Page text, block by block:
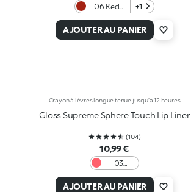
06 Red
Obsession
+1
AJOUTER AU PANIER
Crayon à lèvres longue tenue jusqu’à 12 heures
Gloss Supreme Sphere Touch Lip Liner
(104)
10,99 €
03
Coral
AJOUTER AU PANIER